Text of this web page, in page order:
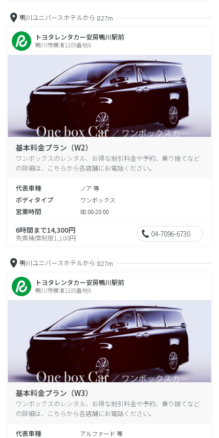
鴨川ユニバースホテルから 827m
トヨタレンタカー安房鴨川駅前
鴨川市横渚1105番地6
基本料金プラン（W2）
ワンボックスのレンタル、お得な割引料金や予約、乗り捨てなど
の詳細は、こちらから各店舗にお電話ください。
代表車種 ノア 等
ボディタイプ ワンボックス
営業時間 08:00-20:00
6時間まで14,300円
免責補償制度1,100円 04-7096-6730
鴨川ユニバースホテルから 827m
トヨタレンタカー安房鴨川駅前
鴨川市横渚1105番地6
基本料金プラン（W3）
ワンボックスのレンタル、お得な割引料金や予約、乗り捨てなど
の詳細は、こちらから各店舗にお電話ください。
代表車種 アルファード 等